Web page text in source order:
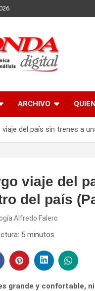
ARCHIVO
viaje del país sin trenes a
viaje del
del país
Alfredo Falero
5 minutos
grande y confortable,